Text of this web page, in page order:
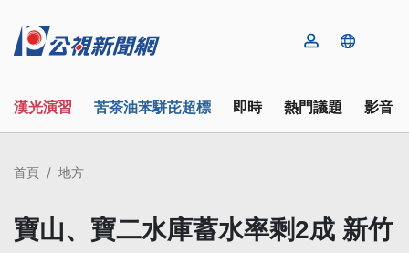
漢光演習 苦茶油苯駢芘超標 即時 熱門議題 影音
首頁 地方
寶山、寶二水庫蓄水率剩2成 新竹